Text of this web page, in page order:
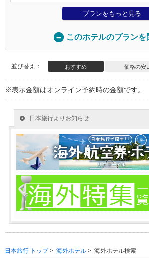
プランをもっと見る
このホテルのプランを
並び替え： おすすめ 価格の安
※表示金額はオンライン予約時の金額です。
日本旅行 トップ> 海外ホテル > 海外ホテル検索